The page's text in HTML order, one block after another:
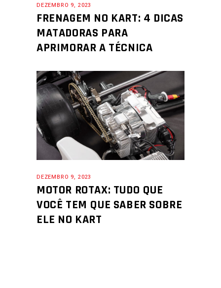
DEZEMBRO 9, 2023
FRENAGEM NO KART: 4 DICAS
MATADORAS PARA
APRIMORAR A TÉCNICA
DEZEMBRO 9, 2023
MOTOR ROTAX: TUDO QUE
VOCÊ TEM QUE SABER SOBRE
ELE NO KART